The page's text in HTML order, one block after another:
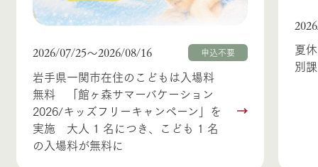
2026/07/25〜2026/08/16 申込不要
岩手県一関市在住のこどもは入場料
無料 「館ヶ森サマーバケーション
2026/キッズフリーキャンペーン」を
実施 大人 1 名につき、こども 1 名
の入場料が無料に
夏
別